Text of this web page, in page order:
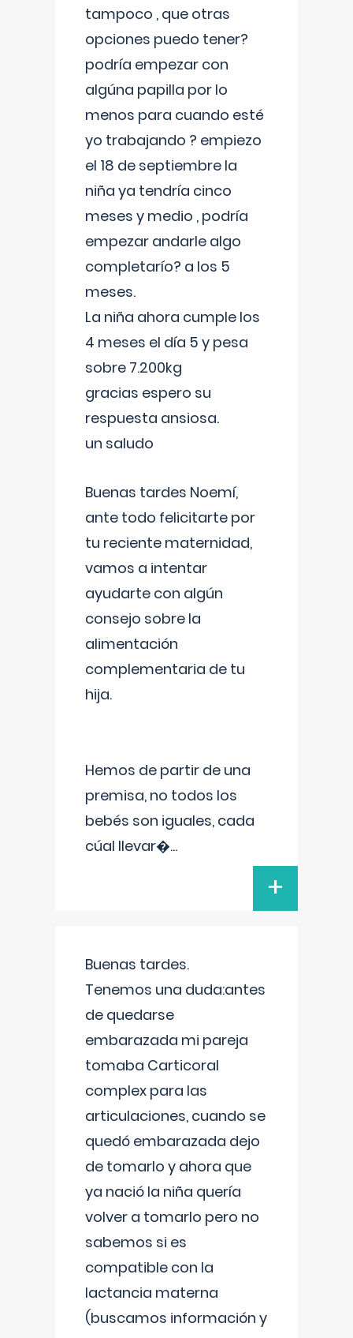
tampoco , que otras
opciones puedo tener?
podría empezar con
algúna papilla por lo
menos para cuando esté
yo trabajando ? empiezo
el 18 de septiembre la
niña ya tendría cinco
meses y medio , podría
empezar andarle algo
completarío? a los 5
meses.
La niña ahora cumple los
4 meses el día 5 y pesa
sobre 7.200kg
gracias espero su
respuesta ansiosa.
un saludo
Buenas tardes Noemí,
ante todo felicitarte por
tu reciente maternidad,
vamos a intentar
ayudarte con algún
consejo sobre la
alimentación
complementaria de tu
hija.
Hemos de partir de una
premisa, no todos los
bebés son iguales, cada
cúal llevar�...
+
Buenas tardes.
Tenemos una duda:antes
de quedarse
embarazada mi pareja
tomaba Carticoral
complex para las
articulaciones, cuando se
quedó embarazada dejo
de tomarlo y ahora que
ya nació la niña quería
volver a tomarlo pero no
sabemos si es
compatible con la
lactancia materna
(buscamos información y